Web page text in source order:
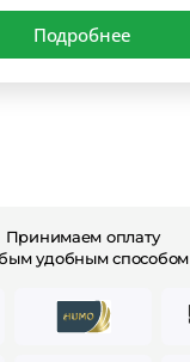
Подробнее
Принимаем оплату
удобным способом